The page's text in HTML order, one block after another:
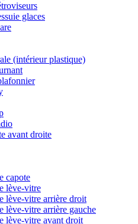
glaces
(intérieur plastique)
avant droite
capote
lève-vitre
lève-vitre arrière droit
lève-vitre arrière gauche
lève-vitre avant droit